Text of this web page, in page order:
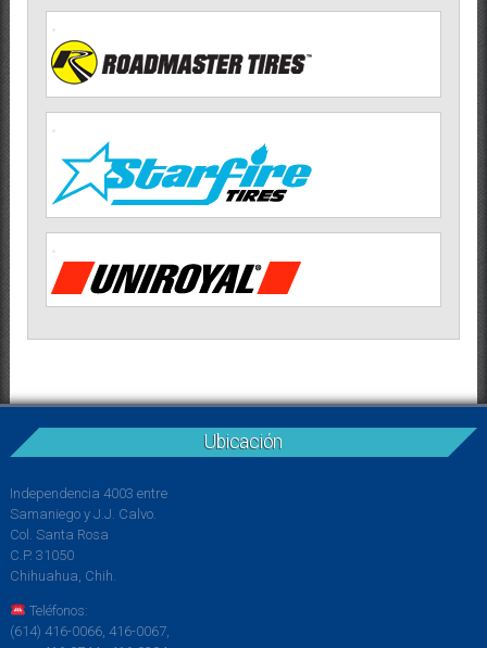
Ubicación
Independencia 4003 entre
Samaniego y J.J. Calvo.
Col. Santa Rosa
C.P. 31050
Chihuahua, Chih.
Teléfonos:
(614) 416-0066, 416-0067,